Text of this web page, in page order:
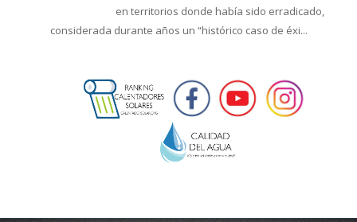
en territorios donde había sido erradicado,
considerada durante años un “histórico caso de éxi...